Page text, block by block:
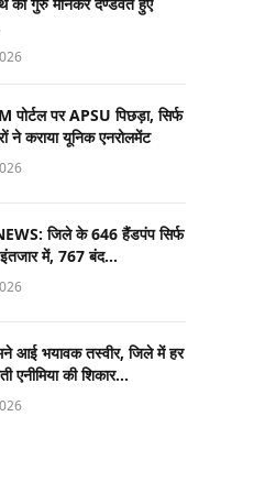
पोर्टल पर APSU पिछड़ा, सिर्फ
ने कराया यूनिक एनरोलमेंट
जिले के 646 हैंडपंप सिर्फ
में, 767 बंद…
आई भयावक तस्वीर, जिले में हर
एनीमिया की शिकार…